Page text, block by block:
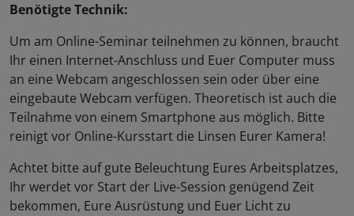
Benötigte Technik:
Um am Online-Seminar teilnehmen zu können, braucht
Ihr einen Internet-Anschluss und Euer Computer muss
an eine Webcam angeschlossen sein oder über eine
eingebaute Webcam verfügen. Theoretisch ist auch die
Teilnahme von einem Smartphone aus möglich. Bitte
reinigt vor Online-Kursstart die Linsen Eurer Kamera!
Achtet bitte auf gute Beleuchtung Eures Arbeitsplatzes,
Ihr werdet vor Start der Live-Session genügend Zeit
bekommen, Eure Ausrüstung und Euer Licht zu